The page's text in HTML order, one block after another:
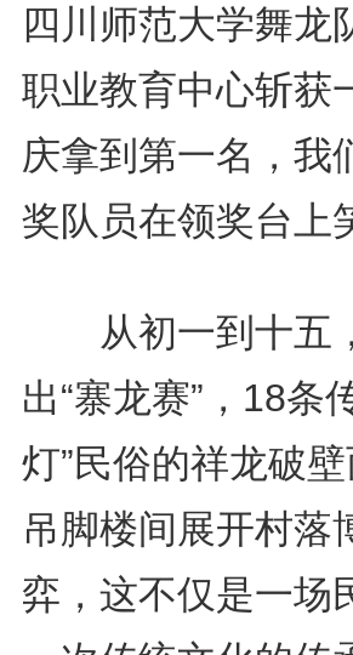
四川师范大学舞龙
职业教育中心斩获
庆拿到第一名，我
奖队员在领奖台上
从初一到十五
出“寨龙赛”，18条
灯”民俗的祥龙破
吊脚楼间展开村落
弈，这不仅是一场